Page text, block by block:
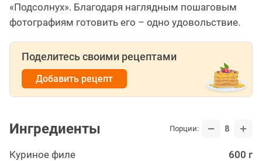
«Подсолнух». Благодаря наглядным пошаговым
фотографиям готовить его – одно удовольствие.
Поделитесь своими рецептами
Добавить рецепт
Ингредиенты Порции: 8
Куриное филе
600 г